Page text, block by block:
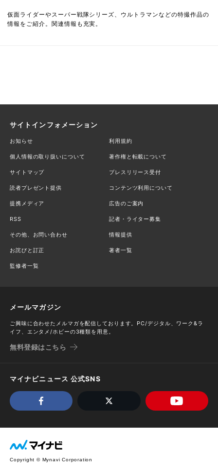
仮面ライダーやスーパー戦隊シリーズ、ウルトラマンなどの特撮作品の
情報をご紹介。関連情報も充実。
サイトインフォメーション
お知らせ 利用規約
個人情報の取り扱いについて 著作権と転載について
サイトマップ プレスリリース受付
読者プレゼント提供 コンテンツ利用について
提携メディア 広告のご案内
RSS 記者・ライター募集
その他、お問い合わせ 情報提供
お詫びと訂正 著者一覧
監修者一覧
メールマガジン
ご興味に合わせたメルマガを配信しております。PC/デジタル、ワーク&ラ
イフ、エンタメ/ホビーの3種類を用意。
無料登録はこちら
マイナビニュース 公式SNS
Copyright © Mynavi Corporation